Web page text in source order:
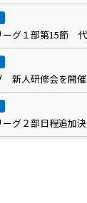
ーグ１部第15節
新人研修会を開催
グ２部日程追加